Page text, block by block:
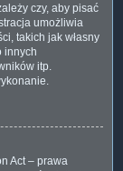
czy, aby pisać
umożliwia
takich jak własny
innych
itp.
Act – prawa